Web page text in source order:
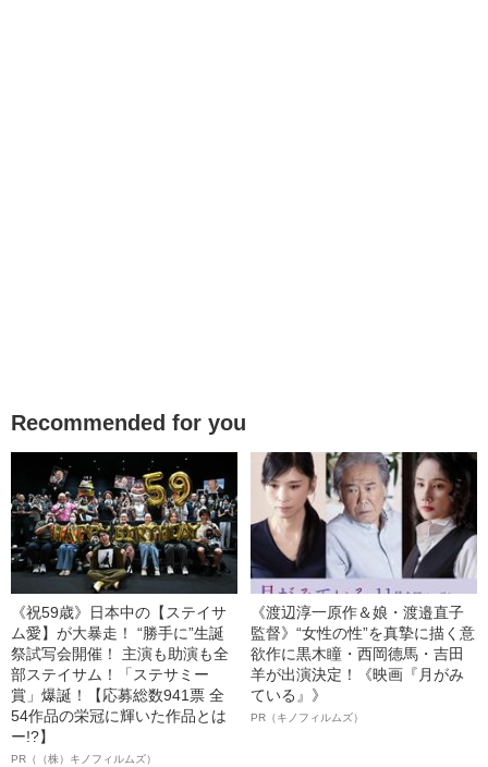
Recommended for you
《祝59歳》日本中の【ステイサ
ム愛】が大暴走！ “勝手に”生誕
祭試写会開催！ 主演も助演も全
部ステイサム！「ステサミー
賞」爆誕！【応募総数941票 全
54作品の栄冠に輝いた作品とは
ー!?】
PR（（株）キノフィルムズ）
《渡辺淳一原作＆娘・渡邉直子
監督》“女性の性”を真摯に描く意
欲作に黒木瞳・西岡德馬・吉田
羊が出演決定！《映画『月がみ
ている』》
PR（キノフィルムズ）